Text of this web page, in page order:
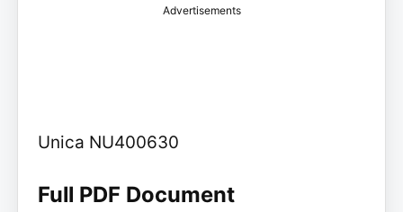
Advertisements
Unica NU400630
Full PDF Document